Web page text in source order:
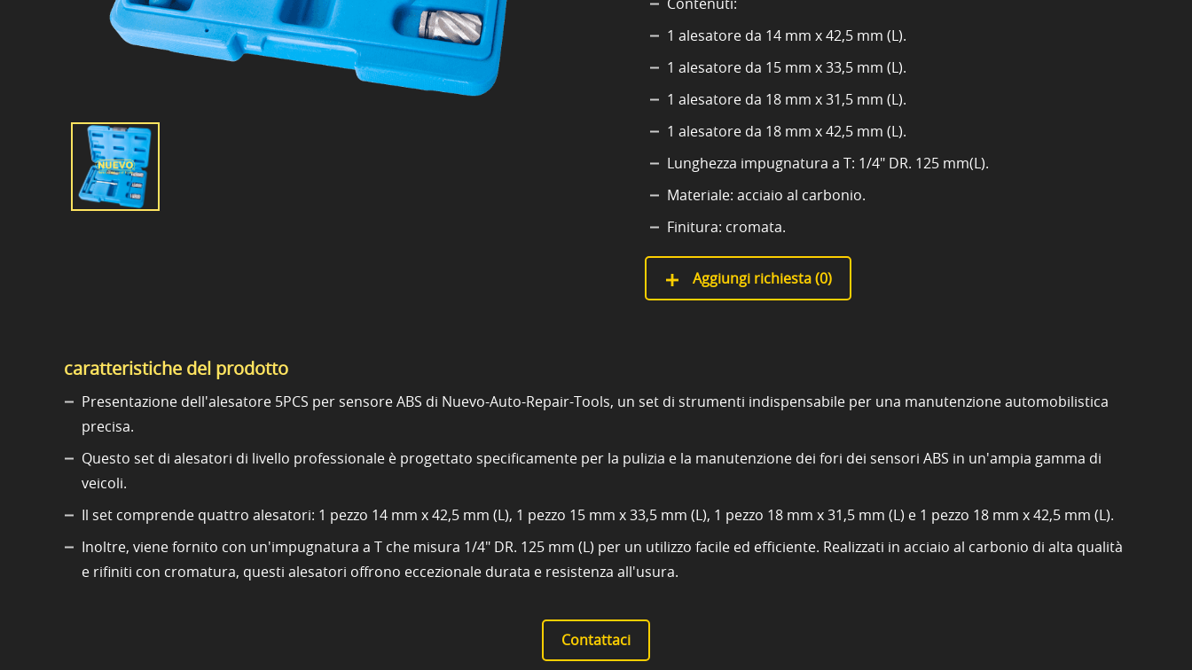
Contenuti:
1 alesatore da 14 mm x 42,5 mm (L).
1 alesatore da 15 mm x 33,5 mm (L).
1 alesatore da 18 mm x 31,5 mm (L).
1 alesatore da 18 mm x 42,5 mm (L).
Lunghezza impugnatura a T: 1/4" DR. 125 mm(L).
Materiale: acciaio al carbonio.
Finitura: cromata.
Aggiungi richiesta (0)
caratteristiche del prodotto
Presentazione dell'alesatore 5PCS per sensore ABS di Nuevo-Auto-Repair-Tools, un set di strumenti indispensabile per una manutenzione automobilistica
precisa.
Questo set di alesatori di livello professionale è progettato specificamente per la pulizia e la manutenzione dei fori dei sensori ABS in un'ampia gamma di
veicoli.
Il set comprende quattro alesatori: 1 pezzo 14 mm x 42,5 mm (L), 1 pezzo 15 mm x 33,5 mm (L), 1 pezzo 18 mm x 31,5 mm (L) e 1 pezzo 18 mm x 42,5 mm (L).
Inoltre, viene fornito con un'impugnatura a T che misura 1/4" DR. 125 mm (L) per un utilizzo facile ed efficiente. Realizzati in acciaio al carbonio di alta qualità
e rifiniti con cromatura, questi alesatori offrono eccezionale durata e resistenza all'usura.
Contattaci